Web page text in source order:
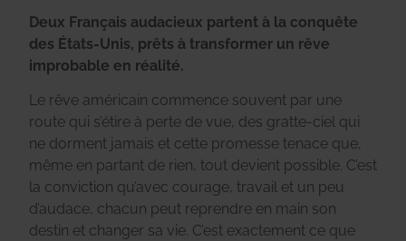
Deux Français audacieux partent à la conquête
des États-Unis, prêts à transformer un rêve
improbable en réalité.
Le rêve américain commence souvent par une
route qui s’étire à perte de vue, des gratte-ciel qui
ne dorment jamais et cette promesse tenace que,
même en partant de rien, tout devient possible. C’est
la conviction qu’avec courage, travail et un peu
d’audace, chacun peut reprendre en main son
destin et changer sa vie. C’est exactement ce que